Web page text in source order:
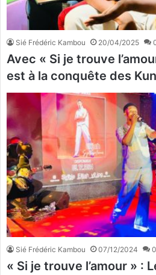
Sié Frédéric Kambou 20/04/2025
Avec « Si je trouve
est à la conquête des
Sié Frédéric Kambou 07/12/2024 0
« Si je trouve l’amour » :